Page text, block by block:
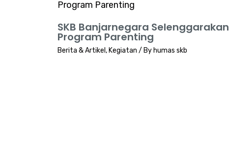
SKB Banjarnegara Selenggarakan
Program Parenting
Berita & Artikel , Kegiatan / By humas skb